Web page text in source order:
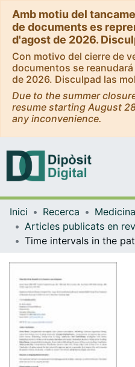
Amb motiu del
de documents es
d'agost de 2026.
Con motivo del cierre de
documentos se
de 2026. Disculpad las
Due to the summer
resume starting August
any inconvenience.
Inici Recerca
Medicina